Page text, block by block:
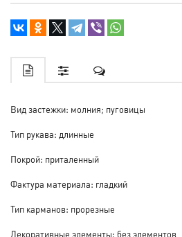
Вид застежки: молния; пуговицы
Тип рукава: длинные
Покрой: приталенный
Фактура материала: гладкий
Тип карманов: прорезные
Декоративные элементы: без элементов